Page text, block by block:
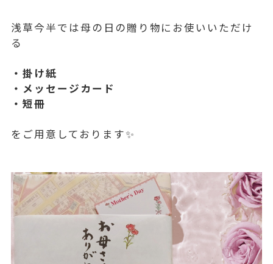
浅草今半では母の日の贈り物にお使いいただけ
る
・掛け紙
・メッセージカード
・短冊
をご用意しております✨